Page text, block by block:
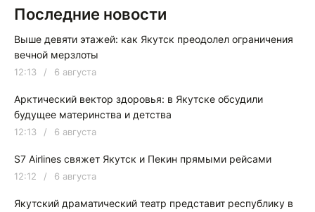
Последние новости
Выше девяти этажей: как Якутск преодолел ограничения
вечной мерзлоты
12:13 / 6 августа
Арктический вектор здоровья: в Якутске обсудили
будущее материнства и детства
12:13 / 6 августа
S7 Airlines свяжет Якутск и Пекин прямыми рейсами
12:12 / 6 августа
Якутский драматический театр представит республику в